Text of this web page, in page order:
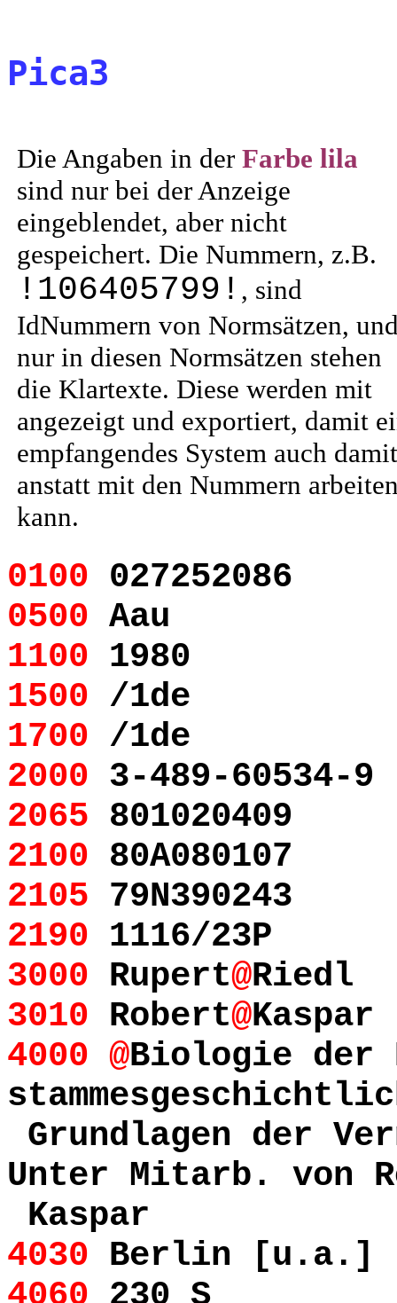
Pica3
Die Angaben in der Farbe lila
sind nur bei der Anzeige
eingeblendet, aber nicht
gespeichert. Die Nummern, z.B.
!106405799! , sind
IdNummern von Normsätzen,
nur in diesen Normsätzen stehen
die Klartexte. Diese werden mit
angezeigt und exportiert, damit
empfangendes System auch damit
anstatt mit den Nummern
kann.
0100 027252086
0500 Aau
1100 1980
1500 /1de
1700 /1de
2000 3-489-60534-9
2065 801020409
2100 80A080107
2105 79N390243
2190 1116/23P
3000 Rupert@Riedl
3010 Robert@
4000 @Biologie der
Grundlagen der
Unter Mitarb. von
Kaspar
4030 Berlin [u.a.]